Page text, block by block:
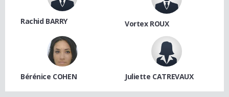
Rachid BARRY Vortex ROUX
Bérénice COHEN Juliette CATREVAUX